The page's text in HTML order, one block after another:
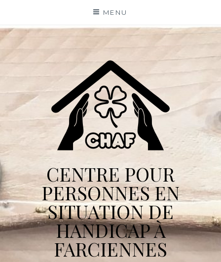
content
MENU
CENTRE POUR
PERSONNES EN
SITUATION DE
HANDICAP À
FARCIENNES